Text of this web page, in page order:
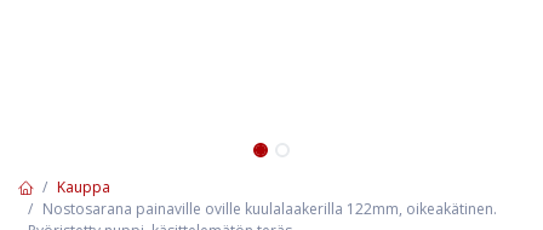
Kauppa
Nostosarana painaville oville kuulalaakerilla 122mm, oikeakätinen.